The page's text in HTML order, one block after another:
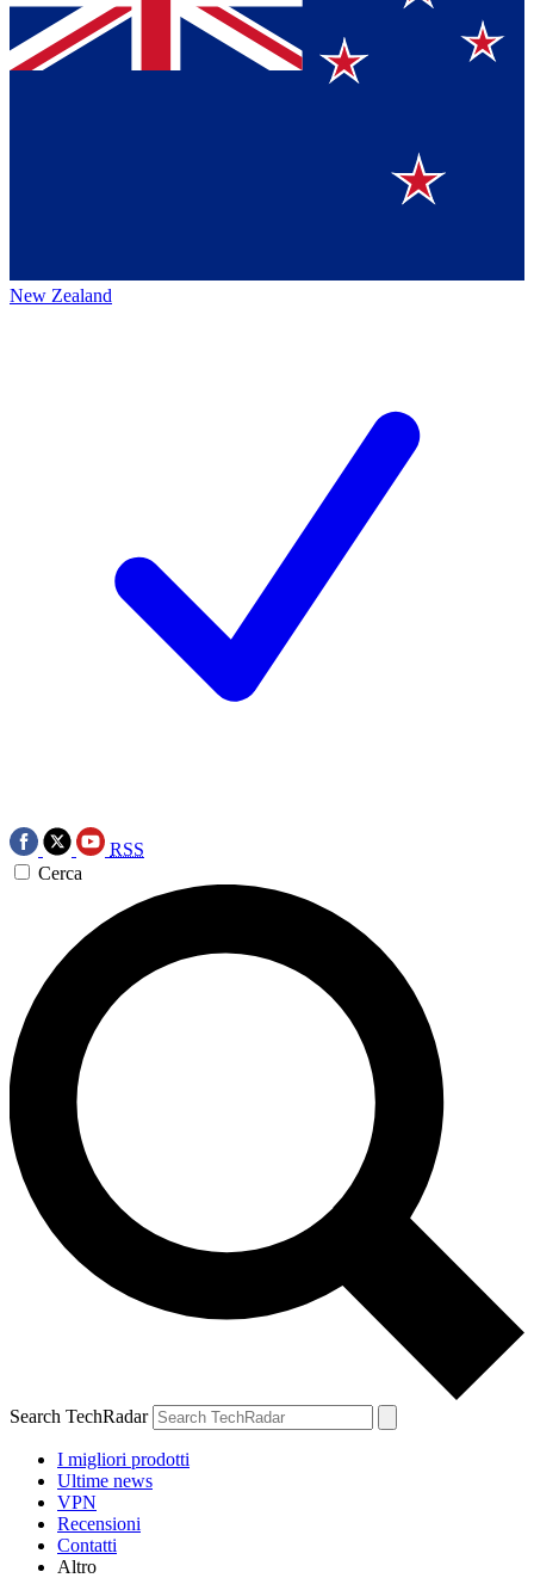
New Zealand
RSS
Cerca
Search TechRadar
I migliori prodotti
Ultime news
VPN
Recensioni
Contatti
Altro